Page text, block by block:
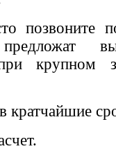
позвоните
при крупном
кратчайшие